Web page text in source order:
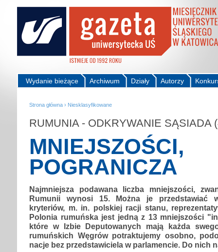
Autorzy
Działy
Archiwum
Wydanie bieżące
Strona główna › Niesklasyfikowane
RUMUNIA - ODKRYWANIE SĄSIADA
MNIEJSZOŚCI,
POGRANICZA
Najmniejsza podawana liczba mniejszości,
Rumunii wynosi 15. Można je przedstawiać
kryteriów, m. in. polskiej racji stanu,
Polonia rumuńska jest jedną z 13 mniejszości
które w Izbie Deputowanych mają każda
rumuńskich Węgrów potraktujemy osobno,
nacje bez przedstawiciela w parlamencie. Do nich